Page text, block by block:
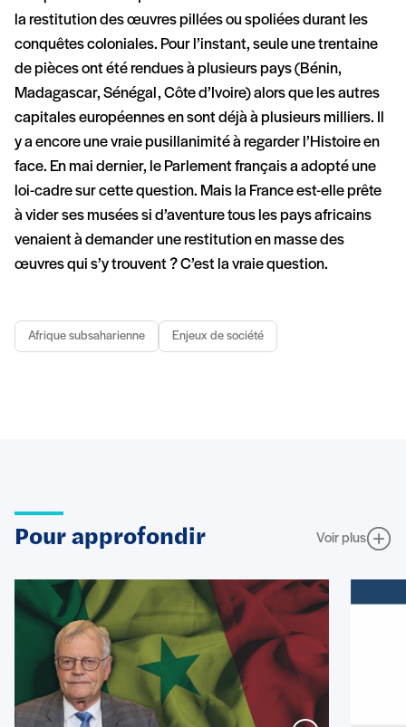
la restitution des œuvres pillées ou spoliées durant les
conquêtes coloniales. Pour l’instant, seule une trentaine
de pièces ont été rendues à plusieurs pays (Bénin,
Madagascar, Sénégal, Côte d’Ivoire) alors que les autres
capitales européennes en sont déjà à plusieurs milliers. Il
y a encore une vraie pusillanimité à regarder l’Histoire en
face. En mai dernier, le Parlement français a adopté une
loi-cadre sur cette question. Mais la France est-elle prête
à vider ses musées si d’aventure tous les pays africains
venaient à demander une restitution en masse des
œuvres qui s’y trouvent ? C’est la vraie question.
Afrique subsaharienne Enjeux de société
Pour approfondir Voir plus